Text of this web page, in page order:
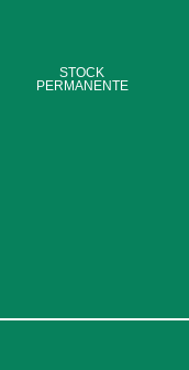
STOCK
PERMANENTE